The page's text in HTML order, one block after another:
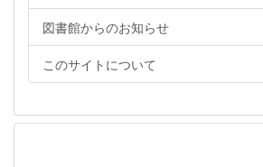
図書館からのお知らせ
このサイトについて